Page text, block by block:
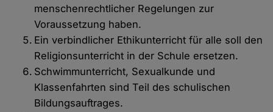
menschenrechtlicher Regelungen zur
Voraussetzung haben.
Ein verbindlicher Ethikunterricht für alle soll den
Religionsunterricht in der Schule ersetzen.
Schwimmunterricht, Sexualkunde und
Klassenfahrten sind Teil des schulischen
Bildungsauftrages.